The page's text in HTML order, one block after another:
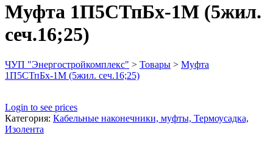
Муфта 1П5СТпБх-1М (5жил.
сеч.16;25)
ЧУП "Энергостройкомплекс" > Товары > Муфта
1П5СТпБх-1М (5жил. сеч.16;25)
Login to see prices
Категория: Кабельные наконечники, муфты, Термоусадка,
Изолента